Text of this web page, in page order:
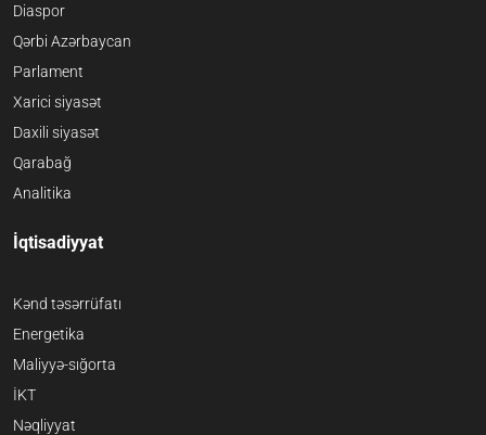
Diaspor
Qərbi Azərbaycan
Parlament
Xarici siyasət
Daxili siyasət
Qarabağ
Analitika
İqtisadiyyat
Kənd təsərrüfatı
Energetika
Maliyyə-sığorta
İKT
Nəqliyyat